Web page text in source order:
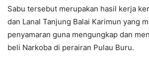
Sabu tersebut merupakan hasil kerja
dan Lanal Tanjung Balai Karimun yang
penyamaran guna mengungkap dan
beli Narkoba di perairan Pulau Buru.